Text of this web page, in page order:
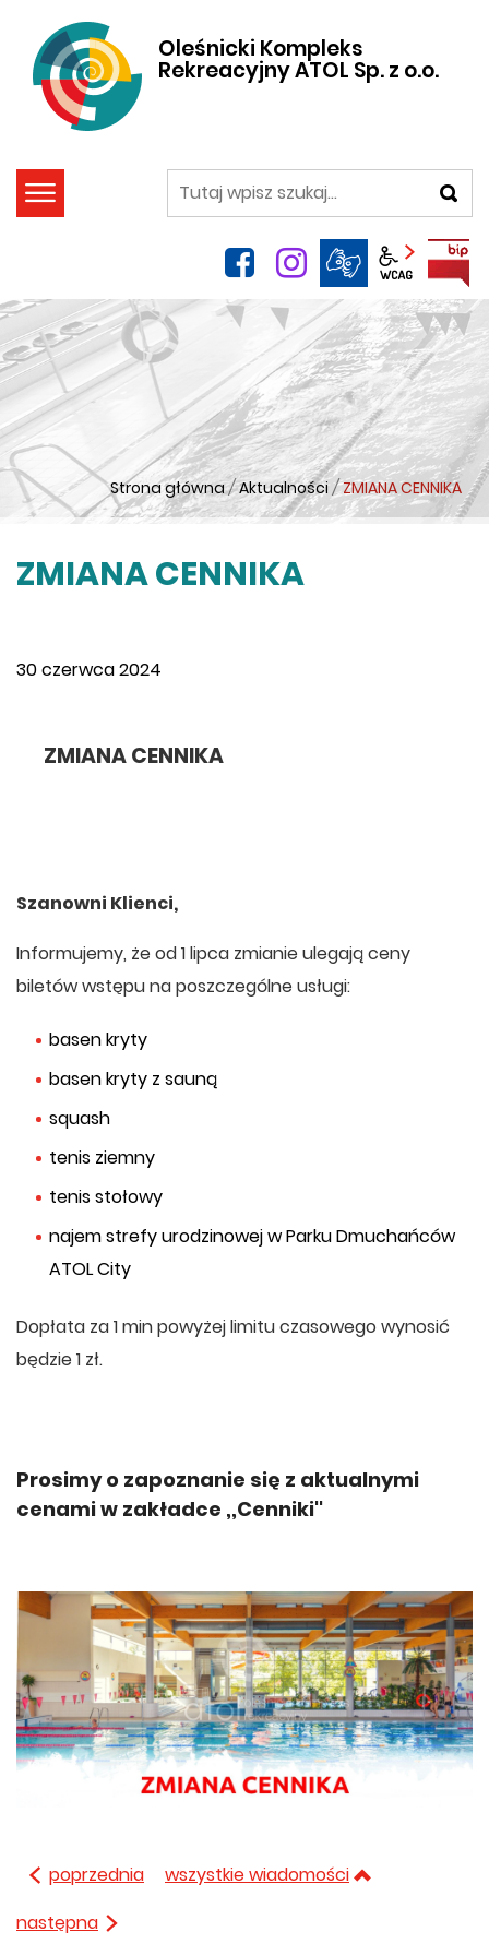
Oleśnicki Kompleks
Rekreacyjny ATOL Sp. z o.o.
szukaj
facebookinstagram
Panel
Strona główna / Aktualności / ZMIANA CENNIKA
ZMIANA CENNIKA
30 czerwca 2024
ZMIANA CENNIKA
Szanowni Klienci,
Informujemy, że od 1 lipca zmianie ulegają ceny
biletów wstępu na poszczególne usługi:
basen kryty
basen kryty z sauną
squash
tenis ziemny
tenis stołowy
najem strefy urodzinowej w Parku Dmuchańców
ATOL City
Dopłata za 1 min powyżej limitu czasowego wynosić
będzie 1 zł.
Prosimy o zapoznanie się z aktualnymi
cenami w zakładce ,,Cenniki''
poprzednia
wszystkie wiadomości
następna